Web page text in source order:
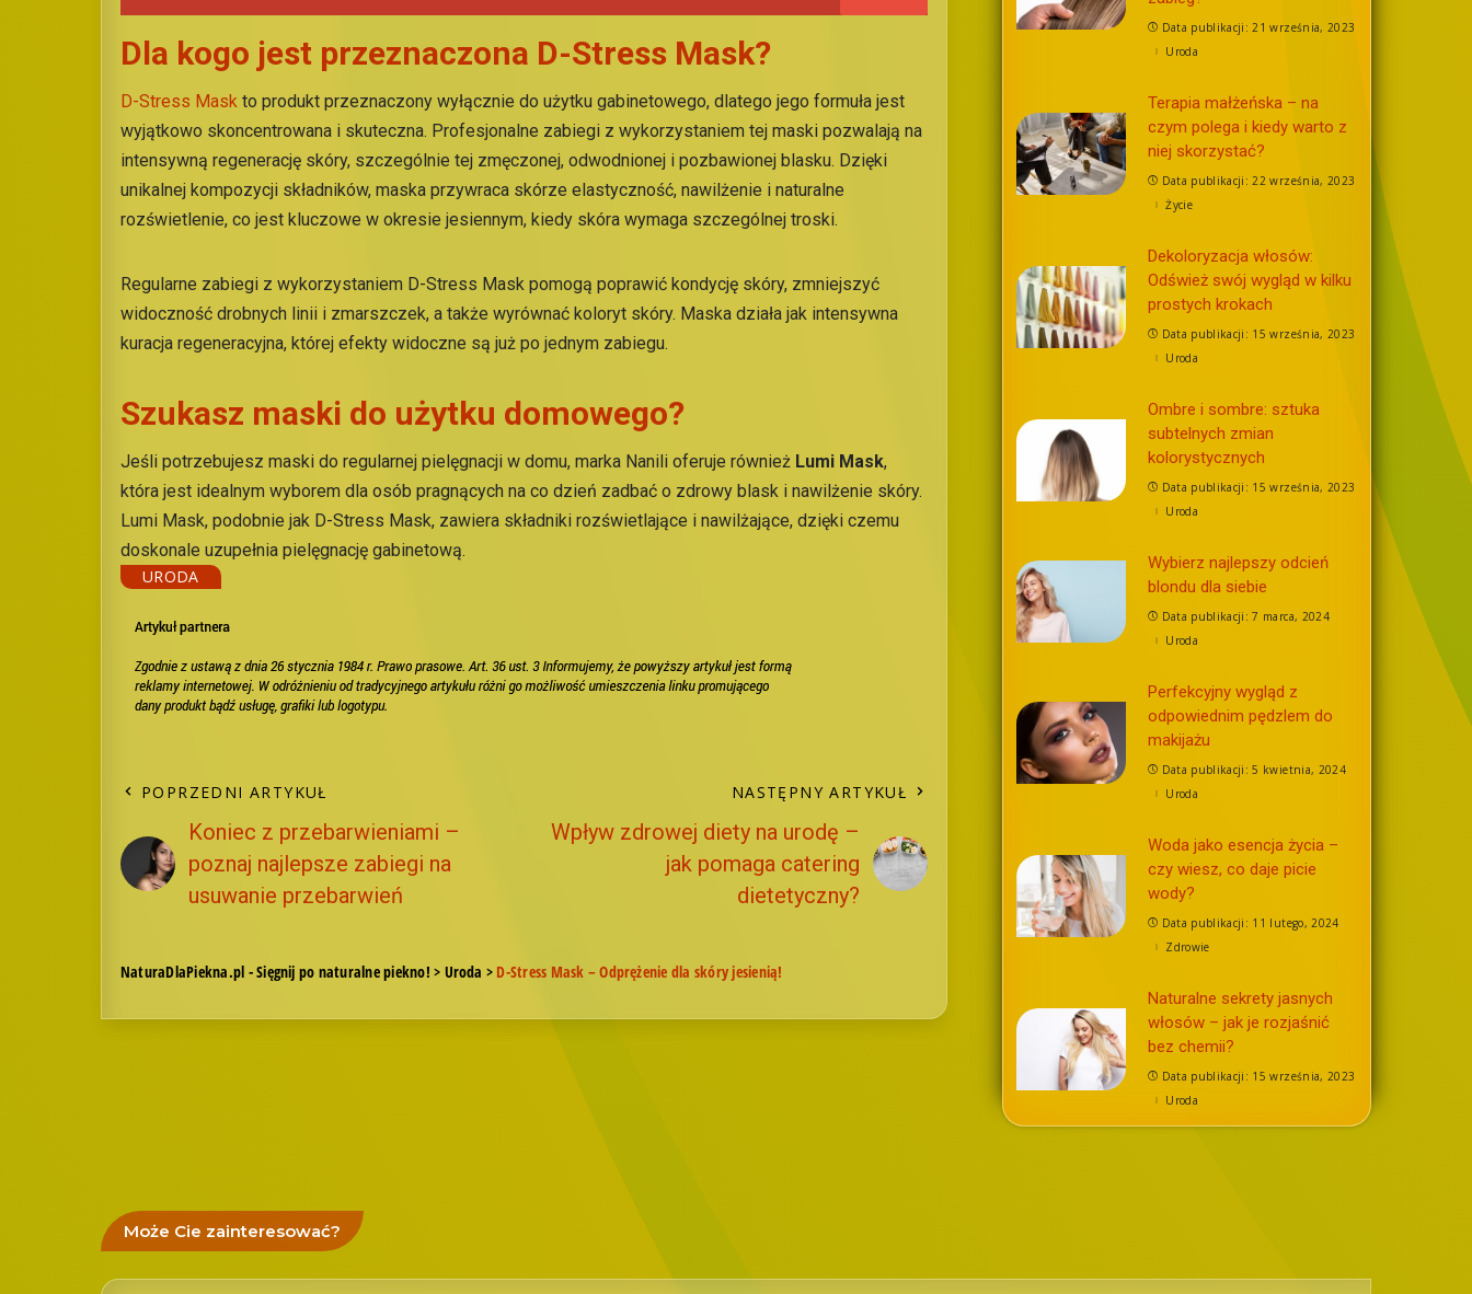
Dla kogo jest przeznaczona D-Stress Mask?
D-Stress Mask to produkt przeznaczony wyłącznie do użytku gabinetowego, dlatego jego formuła jest
wyjątkowo skoncentrowana i skuteczna. Profesjonalne zabiegi z wykorzystaniem tej maski pozwalają na
intensywną regenerację skóry, szczególnie tej zmęczonej, odwodnionej i pozbawionej blasku. Dzięki
unikalnej kompozycji składników, maska przywraca skórze elastyczność, nawilżenie i naturalne
rozświetlenie, co jest kluczowe w okresie jesiennym, kiedy skóra wymaga szczególnej troski.
Regularne zabiegi z wykorzystaniem D-Stress Mask pomogą poprawić kondycję skóry, zmniejszyć
widoczność drobnych linii i zmarszczek, a także wyrównać koloryt skóry. Maska działa jak intensywna
kuracja regeneracyjna, której efekty widoczne są już po jednym zabiegu.
Szukasz maski do użytku domowego?
Jeśli potrzebujesz maski do regularnej pielęgnacji w domu, marka Nanili oferuje również Lumi Mask,
która jest idealnym wyborem dla osób pragnących na co dzień zadbać o zdrowy blask i nawilżenie skóry.
Lumi Mask, podobnie jak D-Stress Mask, zawiera składniki rozświetlające i nawilżające, dzięki czemu
doskonale uzupełnia pielęgnację gabinetową.
URODA
POPRZEDNI ARTYKUŁ
Koniec z przebarwieniami –
poznaj najlepsze zabiegi na
usuwanie przebarwień
NASTĘPNY ARTYKUŁ
Wpływ zdrowej diety na urodę –
jak pomaga catering
dietetyczny?
NaturaDlaPiekna.pl - Sięgnij po naturalne piekno! > Uroda > D-Stress Mask – Odprężenie dla skóry jesienią!
Data publikacji: 21 września, 2023
Uroda
Terapia małżeńska – na
czym polega i kiedy warto z
niej skorzystać?
Data publikacji: 22 września, 2023
Życie
Dekoloryzacja włosów:
Odśwież swój wygląd w kilku
prostych krokach
Data publikacji: 15 września, 2023
Uroda
Ombre i sombre: sztuka
subtelnych zmian
kolorystycznych
Data publikacji: 15 września, 2023
Uroda
Wybierz najlepszy odcień
blondu dla siebie
Data publikacji: 7 marca, 2024
Uroda
Perfekcyjny wygląd z
odpowiednim pędzlem do
makijażu
Data publikacji: 5 kwietnia, 2024
Uroda
Woda jako esencja życia –
czy wiesz, co daje picie
wody?
Data publikacji: 11 lutego, 2024
Zdrowie
Naturalne sekrety jasnych
włosów – jak je rozjaśnić
bez chemii?
Data publikacji: 15 września, 2023
Uroda
Może Cie zainteresować?